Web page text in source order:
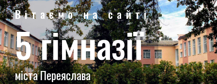
Вітаємо на сайті
5 гімназії
міста Переяслава